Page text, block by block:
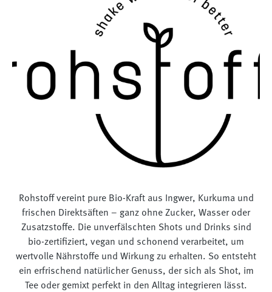
Rohstoff vereint pure Bio-Kraft aus Ingwer, Kurkuma und
frischen Direktsäften – ganz ohne Zucker, Wasser oder
Zusatzstoffe. Die unverfälschten Shots und Drinks sind
bio-zertifiziert, vegan und schonend verarbeitet, um
wertvolle Nährstoffe und Wirkung zu erhalten. So entsteht
ein erfrischend natürlicher Genuss, der sich als Shot, im
Tee oder gemixt perfekt in den Alltag integrieren lässt.